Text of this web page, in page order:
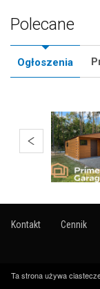
Polecane
Ogłoszenia
Kontakt Cennik
Ta strona używa